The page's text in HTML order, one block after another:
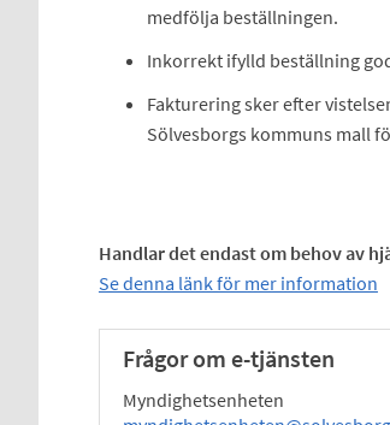
medfölja beställningen.
Inkorrekt ifylld beställning
Fakturering sker efter
Sölvesborgs kommuns mall
Handlar det endast om behov av
Se denna länk för mer information
Frågor om e-tjänsten
Myndighetsenheten